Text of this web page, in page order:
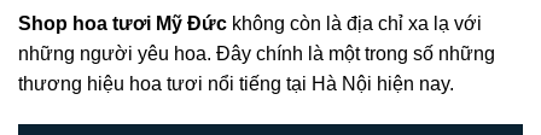
Shop hoa tươi Mỹ Đức không còn là địa chỉ xa lạ với
những người yêu hoa. Đây chính là một trong số những
thương hiệu hoa tươi nổi tiếng tại Hà Nội hiện nay.